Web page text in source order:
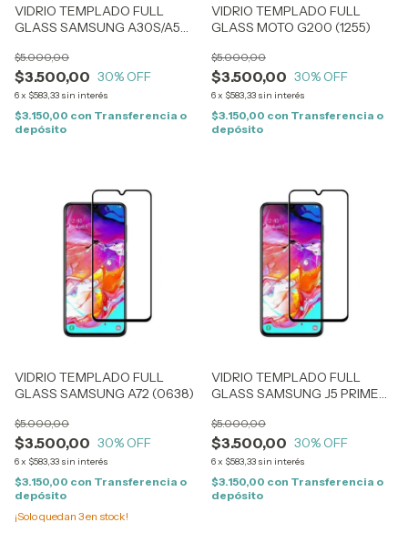
VIDRIO TEMPLADO FULL
GLASS SAMSUNG A30S/A50
$3.500,00
$5.000,00
30% OFF
6x $583,33 sin interés
$3.150,00 con Transferencia o
depósito
VIDRIO TEMPLADO FULL
GLASS MOTO G200 (1255)
$3.500,00
$5.000,00
30% OFF
6x $583,33 sin interés
$3.150,00 con Transferencia o
depósito
VIDRIO TEMPLADO FULL
GLASS SAMSUNG A72 (0638)
$3.500,00
$5.000,00
30% OFF
6x $583,33 sin interés
$3.150,00 con Transferencia o
depósito
¡Solo quedan 3en stock!
VIDRIO TEMPLADO FULL
GLASS SAMSUNG J5 PRIME
$3.500,00
$5.000,00
30% OFF
6x $583,33 sin interés
$3.150,00 con Transferencia o
depósito